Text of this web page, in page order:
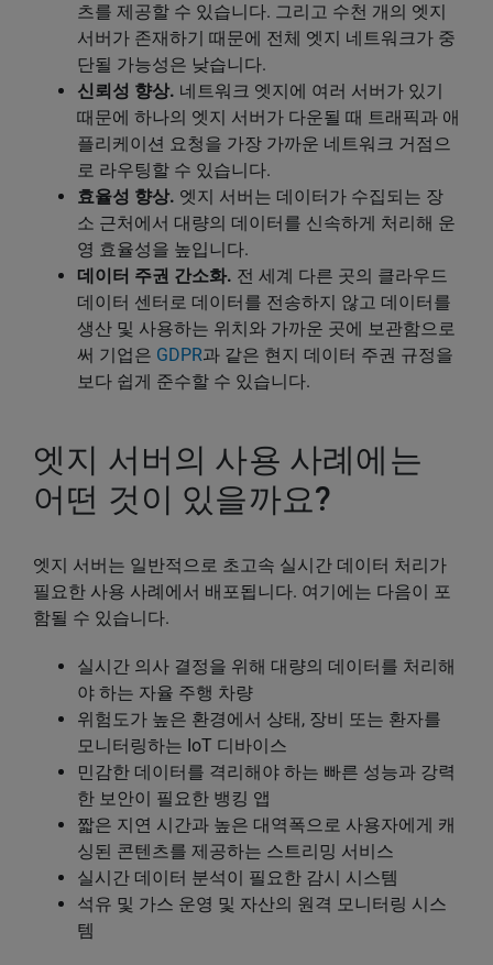
츠를 제공할 수 있습니다. 그리고 수천 개의 엣지
서버가 존재하기 때문에 전체 엣지 네트워크가 중
단될 가능성은 낮습니다.
신뢰성 향상. 네트워크 엣지에 여러 서버가 있기
때문에 하나의 엣지 서버가 다운될 때 트래픽과 애
플리케이션 요청을 가장 가까운 네트워크 거점으
로 라우팅할 수 있습니다.
효율성 향상. 엣지 서버는 데이터가 수집되는 장
소 근처에서 대량의 데이터를 신속하게 처리해 운
영 효율성을 높입니다.
데이터 주권 간소화. 전 세계 다른 곳의 클라우드
데이터 센터로 데이터를 전송하지 않고 데이터를
생산 및 사용하는 위치와 가까운 곳에 보관함으로
써 기업은 GDPR과 같은 현지 데이터 주권 규정을
보다 쉽게 준수할 수 있습니다.
엣지 서버의 사용 사례에는
어떤 것이 있을까요?
엣지 서버는 일반적으로 초고속 실시간 데이터 처리가
필요한 사용 사례에서 배포됩니다. 여기에는 다음이 포
함될 수 있습니다.
실시간 의사 결정을 위해 대량의 데이터를 처리해
야 하는 자율 주행 차량
위험도가 높은 환경에서 상태, 장비 또는 환자를
모니터링하는 IoT 디바이스
민감한 데이터를 격리해야 하는 빠른 성능과 강력
한 보안이 필요한 뱅킹 앱
짧은 지연 시간과 높은 대역폭으로 사용자에게 캐
싱된 콘텐츠를 제공하는 스트리밍 서비스
실시간 데이터 분석이 필요한 감시 시스템
석유 및 가스 운영 및 자산의 원격 모니터링 시스
템